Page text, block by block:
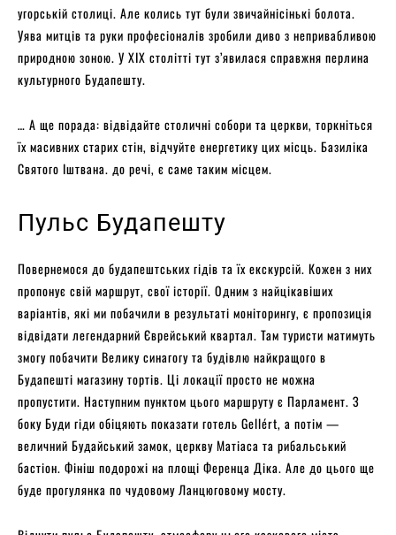
угорській столиці. Але колись тут були звичайнісінькі болота.
Уява митців та руки професіоналів зробили диво з непривабливою
природною зоною. У ХІХ столітті тут з’явилася справжня перлина
культурного Будапешту.
… А ще порада: відвідайте столичні собори та церкви, торкніться
їх масивних старих стін, відчуйте енергетику цих місць. Базиліка
Святого Іштвана. до речі, є саме таким місцем.
Пульс Будапешту
Повернемося до будапештських гідів та їх екскурсій. Кожен з них
пропонує свій маршрут, свої історії. Одним з найцікавіших
варіантів, які ми побачили в результаті моніторингу, є пропозиція
відвідати легендарний Єврейський квартал. Там туристи матимуть
змогу побачити Велику синагогу та будівлю найкращого в
Будапешті магазину тортів. Ці локації просто не можна
пропустити. Наступним пунктом цього маршруту є Парламент. З
боку Буди гіди обіцяють показати готель Gellért, а потім —
величний Будайський замок, церкву Матіаса та рибальський
бастіон. Фініш подорожі на площі Ференца Діка. Але до цього ще
буде прогулянка по чудовому Ланцюговому мосту.